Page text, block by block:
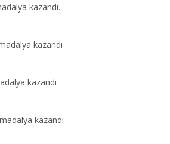
kazandı.
kazandı
kazandı
kazandı